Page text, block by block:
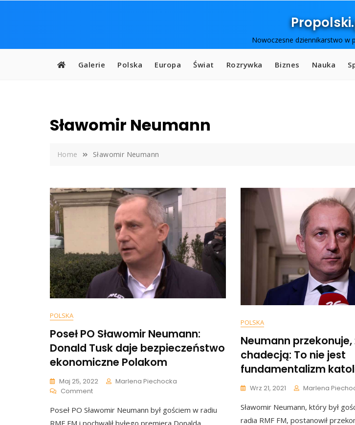
Nowoczesne dziennikarstwo w
Galerie Polska Europa Świat Rozrywka Biznes Nauka
Sławomir Neumann
Home Sławomir Neumann
POLSKA
Poseł PO Sławomir Neumann:
Donald Tusk daje bezpieczeństwo
ekonomiczne Polakom
Maj 25, 2022
Marlena Piechocka
CommentOn
PO
Sławomir
Poseł PO Sławomir Neumann był gościem w radiu
RMF FM i pochwalił byłego premiera Donalda
POLSKA
Neumann przekonuje,
chadecją: To nie jest
fundamentalizm
Wrz 21, 2021 Marlena
Sławomir Neumann, który był
radia RMF FM, postanowił